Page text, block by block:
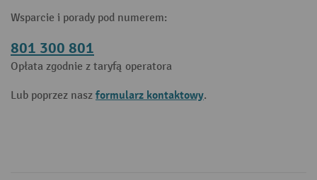
Wsparcie i porady pod numerem:
801 300 801
Opłata zgodnie z taryfą operatora
Lub poprzez nasz formularz kontaktowy.